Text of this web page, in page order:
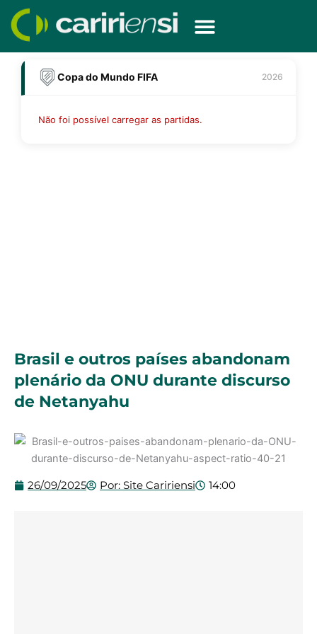
para
conteúdo
Copa do Mundo FIFA 2026
Não foi possível carregar as partidas.
Brasil e outros países abandonam
plenário da ONU durante discurso
de Netanyahu
26/09/2025 Por: Site Caririensi 14:00